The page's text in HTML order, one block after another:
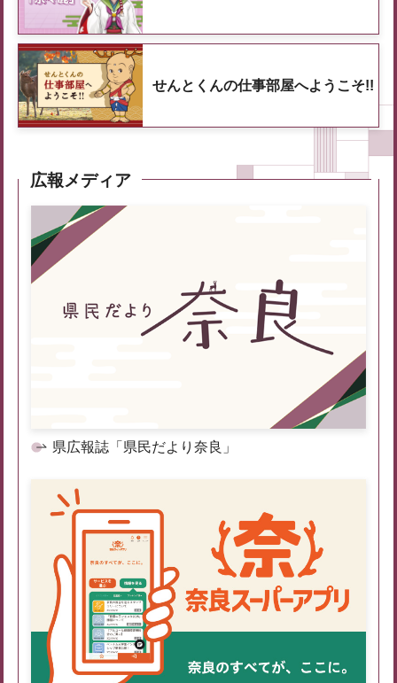
せんとくんの仕事部屋へようこそ!!
広報メディア
県広報誌「県民だより奈良」